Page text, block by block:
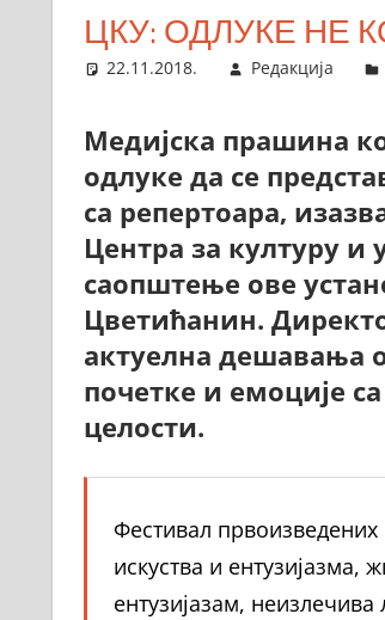
ЦКУ: ОДЛУКЕ НЕ
22.11.2018. Редакција
Медијска прашина
одлуке да се
са репертоара,
Центра за културу и
саопштење ове
Цветићанин.
актуелна дешавања
почетке и емоције
целости.
Фестивал
искуства и ентузијазма,
ентузијазам,